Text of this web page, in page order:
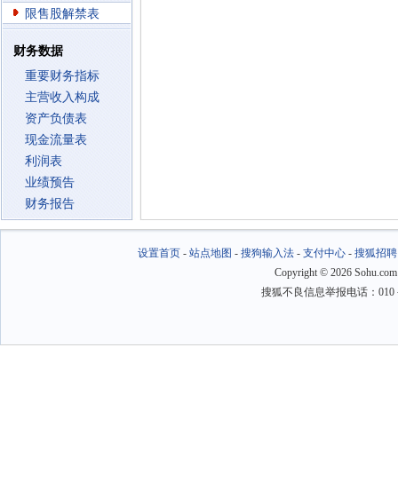
限售股解禁表
财务数据
重要财务指标
主营收入构成
资产负债表
现金流量表
利润表
业绩预告
财务报告
设置首页- 站点地图 - 搜狗输入法- 支付中心- 搜狐招聘
Copyright © 2026
搜狐不良信息举报电话：010